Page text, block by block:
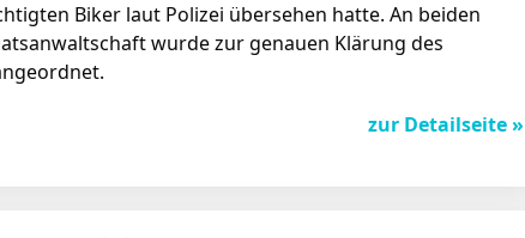
Biker laut Polizei übersehen hatte. An beiden
wurde zur genauen Klärung des
zur Detailseite »